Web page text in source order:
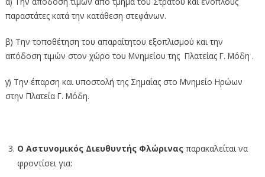
παραστάτες κατά την κατάθεση στεφάνων.
β) Την τοποθέτηση του απαραίτητου εξοπλισμού και την
απόδοση τιμών στον χώρο του Μνημείου της Πλατείας Γ. Μόδη .
γ) Την έπαρση και υποστολή της Σημαίας στο Μνημείο Ηρώων
στην Πλατεία Γ. Μόδη.
Ο Αστυνομικός Διευθυντής Φλώρινας παρακαλείται να
φροντίσει για: